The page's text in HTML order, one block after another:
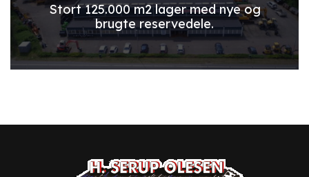
Stort 125.000 m2 lager med nye og
brugte reservedele.